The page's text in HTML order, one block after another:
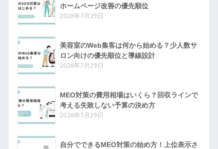
ホームページ改善の優先順位
2026年7月29日
美容室のWeb集客は何から始める？少人数サ
ロン向けの優先順位と導線設計
2026年7月29日
MEO対策の費用相場はいくら？回収ラインで
考える失敗しない予算の決め方
2026年7月29日
自分でできるMEO対策の始め方！上位表示さ